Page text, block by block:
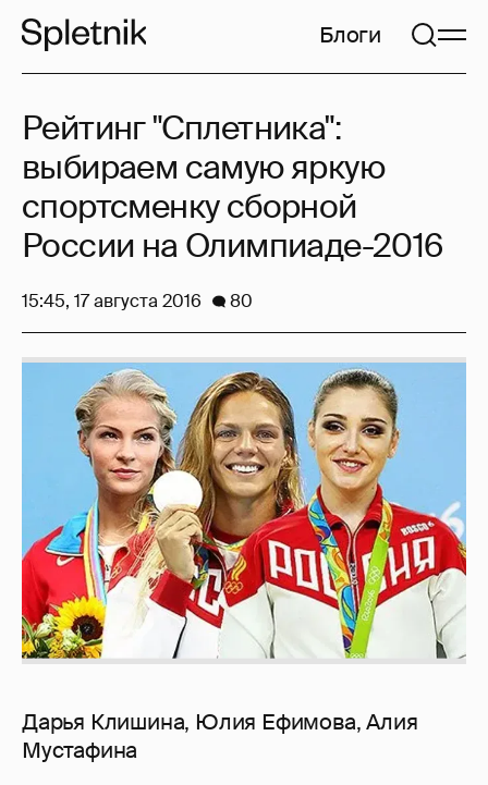
Блоги
Дарья Клишина, Юлия Ефимова, Алия
Мустафина
Рейтинг "Сплетника":
выбираем самую яркую
спортсменку сборной
России на Олимпиаде-2016
15:45, 17 августа 2016 80